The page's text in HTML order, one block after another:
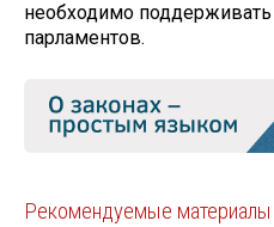
необходимо
парламентов.
Рекомендуемые материалы